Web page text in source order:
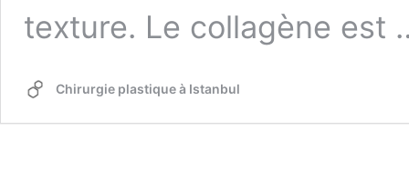
texture. Le collagène est
Chirurgie plastique à Istanbul